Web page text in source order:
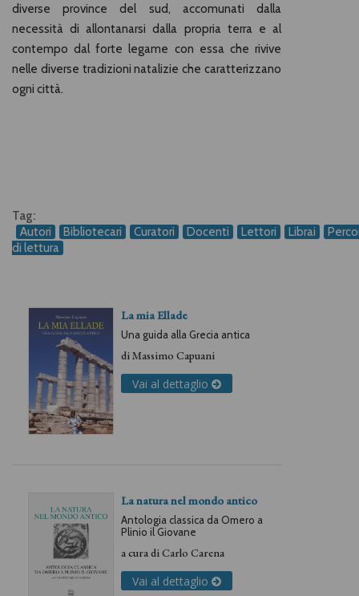
diverse province del sud, accomunati dalla
necessità di allontanarsi dalla propria terra e al
contempo dal forte legame con essa che rivive
nelle diverse tradizioni natalizie che caratterizzano
ogni città.
Tag:
Autori
Bibliotecari Curatori Docenti Lettori Librai
di lettura
La mia Ellade
Una guida alla Grecia antica
diMassimo Capuani
Vai al dettaglio
La natura nel mondo antico
Antologia classica da Omero a
Plinio il Giovane
a cura diCarlo Carena
Vai al dettaglio